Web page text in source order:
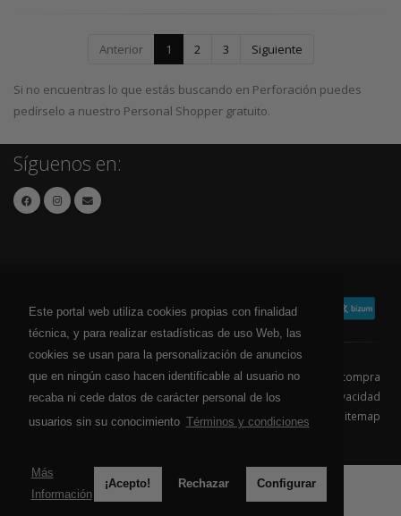
Este portal web utiliza cookies propias con finalidad
técnica, y para realizar estadísticas de uso Web, las
cookies se usan para la personalización de anuncios
que en ningún caso hacen identificable al usuario no
recaba ni cede datos de carácter personal de los
usuarios sin su conocimiento Términos y condiciones
Más
Información
¡Acepto! Rechazar Configurar
Anterior 1 2 3 Siguiente
Si no encuentras lo que estás buscando en Perforación puedes
pedírselo a nuestro Personal Shopper gratuito.
Síguenos en:
Contacto Aviso Legal
Condiciones de compra
Política de envíos
Política de devolución
Política de Privacidad
Política de Cookies
Sitemap